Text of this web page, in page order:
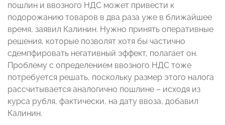
пошлин и ввозного НДС может привести к
подорожанию товаров в два раза уже в ближайшее
время, заявил Калинин. Нужно принять оперативные
решения, которые позволят хотя бы частично
сдемпфировать негативный эффект, полагает он.
Проблему с определением ввозного НДС тоже
потребуется решать, поскольку размер этого налога
рассчитывается аналогично пошлине – исходя из
курса рубля, фактически, на дату ввоза, добавил
Калинин.